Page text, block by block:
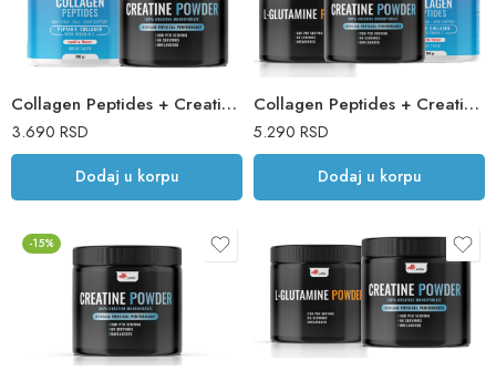
Collagen Peptides + Creatine Monohydrate
3.690 RSD
Dodaj u korpu
Collagen Peptides + Creatine Monohydrate + L-Glutamine
5.290 RSD
Dodaj u korpu
-15%